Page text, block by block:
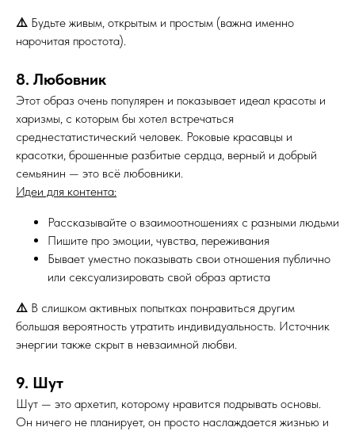
⚠️ Будьте живым, открытым и простым (важна именно
нарочитая простота).
8. Любовник
Этот образ очень популярен и показывает идеал красоты и
харизмы, с которым бы хотел встречаться
среднестатистический человек. Роковые красавцы и
красотки, брошенные разбитые сердца, верный и добрый
семьянин — это всё любовники.
Идеи для контента:
Рассказывайте о взаимоотношениях с разными людьми
Пишите про эмоции, чувства, переживания
Бывает уместно показывать свои отношения публично
или сексуализировать свой образ артиста
⚠️ В слишком активных попытках понравиться другим
большая вероятность утратить индивидуальность. Источник
энергии также скрыт в невзаимной любви.
9. Шут
Шут — это архетип, которому нравится подрывать основы.
Он ничего не планирует, он просто наслаждается жизнью и